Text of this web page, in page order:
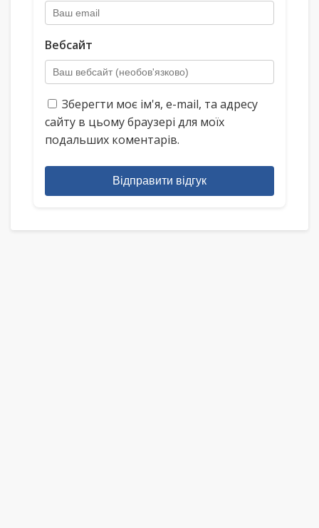
Вебсайт
Зберегти моє ім'я, e-mail, та адресу
сайту в цьому браузері для моїх
подальших коментарів.
Відправити відгук